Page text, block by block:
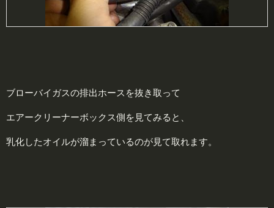
ブローバイガスの排出ホースを抜き取って
エアークリーナーボックス側を見てみると、
乳化したオイルが溜まっているのが見て取れます。